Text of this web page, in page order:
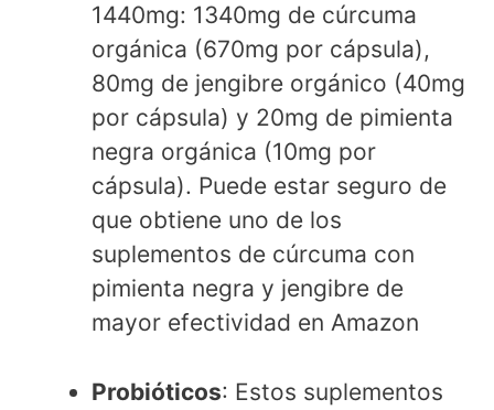
1440mg: 1340mg de cúrcuma
orgánica (670mg por cápsula),
80mg de jengibre orgánico (40mg
por cápsula) y 20mg de pimienta
negra orgánica (10mg por
cápsula). Puede estar seguro de
que obtiene uno de los
suplementos de cúrcuma con
pimienta negra y jengibre de
mayor efectividad en Amazon
Probióticos: Estos suplementos